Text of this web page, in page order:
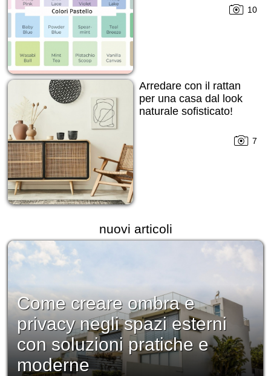
10
Arredare con il rattan
per una casa dal look
naturale sofisticato!
7
nuovi articoli
Come creare ombra e
privacy negli spazi esterni
con soluzioni pratiche e
moderne